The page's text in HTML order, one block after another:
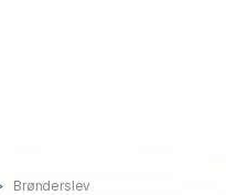
Brønderslev